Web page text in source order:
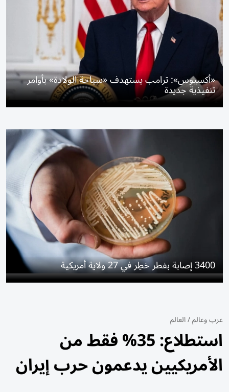
«أكسيوس»: ترامب يستهدف «سياحة الولادة» بأوامر
تنفيذية جديدة
3400 إصابة بفطر خطِر في 27 ولاية أمريكية
عرب وعالم/العالم
استطلاع: 35% فقط من
الأمريكيين يدعمون حرب إيران